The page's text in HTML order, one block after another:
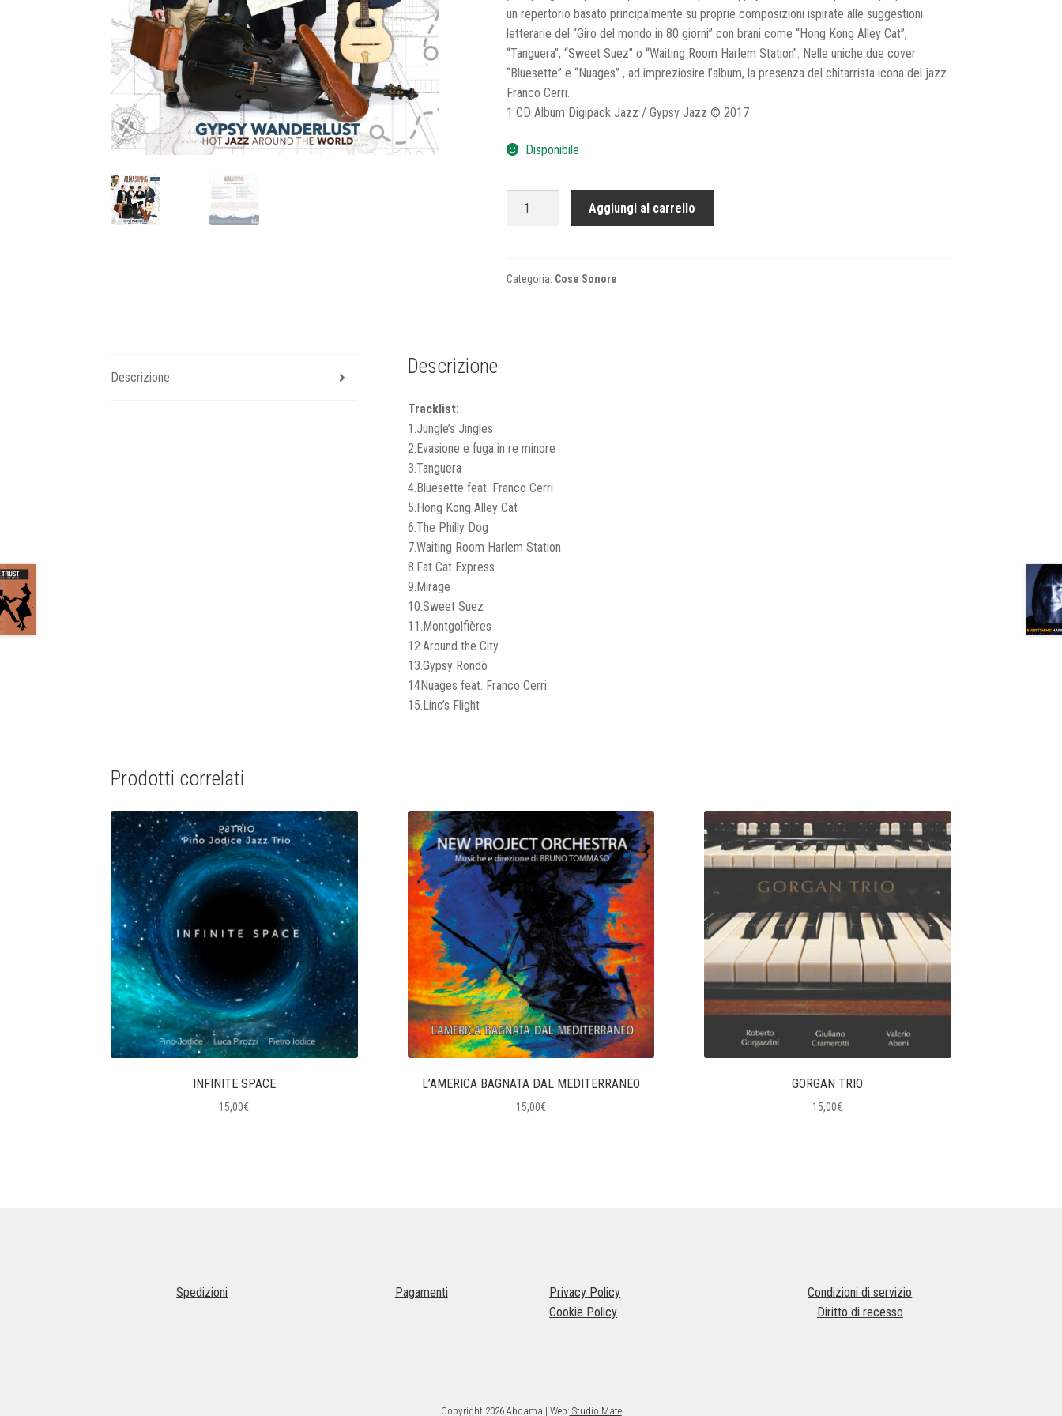
un repertorio basato principalmente su proprie composizioni ispirate alle suggestioni
letterarie del “Giro del mondo in 80 giorni” con brani come “Hong Kong Alley Cat”,
“Tanguera”, “Sweet Suez” o “Waiting Room Harlem Station”. Nelle uniche due cover
“Bluesette” e “Nuages” , ad impreziosire l’album, la presenza del chitarrista icona del jazz
Franco Cerri.
1 CD Album Digipack Jazz / Gypsy Jazz © 2017
Disponibile
GYPSY
Aggiungi al carrello
Categoria: Cose Sonore
Descrizione Descrizione
Tracklist:
1.Jungle’s Jingles
2.Evasione e fuga in re minore
3.Tanguera
4.Bluesette feat. Franco Cerri
5.Hong Kong Alley Cat
6.The Philly Dog
7.Waiting Room Harlem Station
8.Fat Cat Express
9.Mirage
10.Sweet Suez
11.Montgolfières
12.Around the City
13.Gypsy Rondò
14Nuages feat. Franco Cerri
15.Lino’s Flight
Prodotti correlati
INFINITE SPACE
15,00€
L’AMERICA BAGNATA DAL MEDITERRANEO
15,00€
GORGAN TRIO
15,00€
Spedizioni Pagamenti
Privacy Policy
Cookie Policy
Condizioni di servizio
Diritto di recesso
Copyright 2026 Aboama | Web: Studio Mate